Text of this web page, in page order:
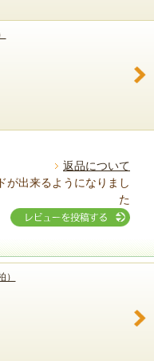
返品について
が出来るようになりまし
た